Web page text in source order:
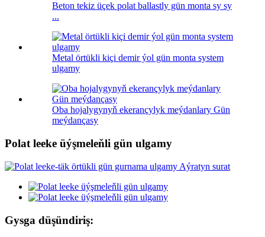
Beton tekiz üçek polat ballastly gün monta sy sy
...
Metal örtükli kiçi demir ýol gün monta system
ulgamy
Oba hojalygynyň ekerançylyk meýdanlary Gün
meýdançasy
Polat leeke üýşmeleňli gün ulgamy
Gysga düşündiriş: